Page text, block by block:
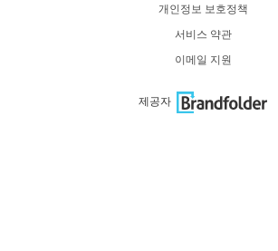
개인정보 보호정책
서비스 약관
이메일 지원
제공자